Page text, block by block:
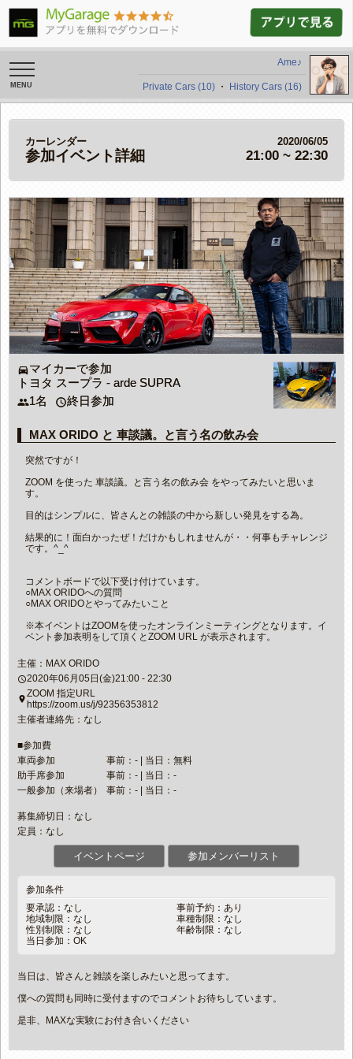
toggle
navigation
Ame♪
Private Cars (10) ・ History Cars (16)
カーレンダー 2020/06/05
参加イベント詳細 21:00 ~ 22:30
directions_carマイカーで参加
トヨタ スープラ - arde SUPRA
people1名 access_time終日参加
MAX ORIDO と 車談議。と言う名の飲み会
突然ですが！
ZOOM を使った 車談議。と言う名の飲み会 をやってみたいと思いま
す。
目的はシンプルに、皆さんとの雑談の中から新しい発見をする為。
結果的に！面白かったぜ！だけかもしれませんが・・何事もチャレンジ
です。^_^‬
コメントボードで以下受け付けています。
○MAX ORIDOへの質問
○MAX ORIDOとやってみたいこと
※本イベントはZOOMを使ったオンラインミーティングとなります。イ
ベント参加表明をして頂くとZOOM URL が表示されます。
主催：MAX ORIDO
access_time2020年06月05日(金)21:00 - 22:30
placeZOOM 指定URL
https://zoom.us/j/92356353812
主催者連絡先：なし
■参加費
車両参加
事前：- | 当日：無料
助手席参加
事前：- | 当日：-
一般参加（来場者）
事前：- | 当日：-
募集締切日：なし
定員：なし
イベントページ 参加メンバーリスト
参加条件
要承認：なし
事前予約：あり
地域制限：なし
車種制限：なし
性別制限：なし
年齢制限：なし
当日参加：OK
当日は、皆さんと雑談を楽しみたいと思ってます。
僕への質問も同時に受付ますのでコメントお待ちしています。
是非、MAXな実験にお付き合いください